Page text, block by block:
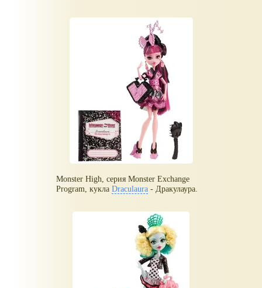
Monster High, серия Monster Exchange
Program, куклаDraculaura - Дракулаура.